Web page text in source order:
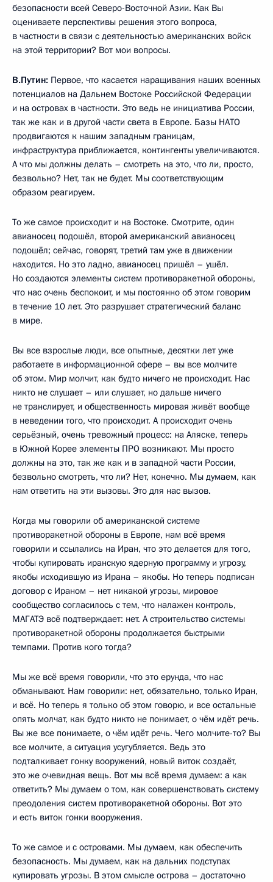
безопасности всей Северо-Восточной Азии. Как Вы
оцениваете перспективы решения этого вопроса,
в частности в связи с деятельностью американских войск
на этой территории? Вот мои вопросы.
В.Путин: Первое, что касается наращивания наших военных
потенциалов на Дальнем Востоке Российской Федерации
и на островах в частности. Это ведь не инициатива России,
так же как и в другой части света в Европе. Базы НАТО
продвигаются к нашим западным границам,
инфраструктура приближается, контингенты увеличиваются.
А что мы должны делать – смотреть на это, что ли, просто,
безвольно? Нет, так не будет. Мы соответствующим
образом реагируем.
То же самое происходит и на Востоке. Смотрите, один
авианосец подошёл, второй американский авианосец
подошёл; сейчас, говорят, третий там уже в движении
находится. Но это ладно, авианосец пришёл – ушёл.
Но создаются элементы систем противоракетной обороны,
что нас очень беспокоит, и мы постоянно об этом говорим
в течение 10 лет. Это разрушает стратегический баланс
в мире.
Вы все взрослые люди, все опытные, десятки лет уже
работаете в информационной сфере – вы все молчите
об этом. Мир молчит, как будто ничего не происходит. Нас
никто не слушает – или слушает, но дальше ничего
не транслирует, и общественность мировая живёт вообще
в неведении того, что происходит. А происходит очень
серьёзный, очень тревожный процесс: на Аляске, теперь
в Южной Корее элементы ПРО возникают. Мы просто
должны на это, так же как и в западной части России,
безвольно смотреть, что ли? Нет, конечно. Мы думаем, как
нам ответить на эти вызовы. Это для нас вызов.
Когда мы говорили об американской системе
противоракетной обороны в Европе, нам всё время
говорили и ссылались на Иран, что это делается для того,
чтобы купировать иранскую ядерную программу и угрозу,
якобы исходившую из Ирана – якобы. Но теперь подписан
договор с Ираном – нет никакой угрозы, мировое
сообщество согласилось с тем, что налажен контроль,
МАГАТЭ всё подтверждает: нет. А строительство системы
противоракетной обороны продолжается быстрыми
темпами. Против кого тогда?
Мы же всё время говорили, что это ерунда, что нас
обманывают. Нам говорили: нет, обязательно, только Иран,
и всё. Но теперь я только об этом говорю, и все остальные
опять молчат, как будто никто не понимает, о чём идёт речь.
Вы же все понимаете, о чём идёт речь. Чего молчите-то? Вы
все молчите, а ситуация усугубляется. Ведь это
подталкивает гонку вооружений, новый виток создаёт,
это же очевидная вещь. Вот мы всё время думаем: а как
ответить? Мы думаем о том, как совершенствовать систему
преодоления систем противоракетной обороны. Вот это
и есть виток гонки вооружения.
То же самое и с островами. Мы думаем, как обеспечить
безопасность. Мы думаем, как на дальних подступах
купировать угрозы. В этом смысле острова – достаточно